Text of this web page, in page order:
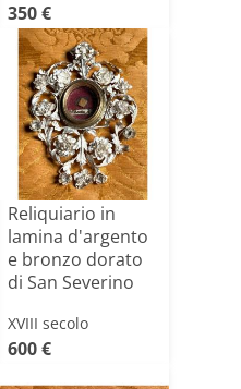
350 €
Reliquiario in
lamina d'argento
e bronzo dorato
di San Severino
XVIII secolo
600 €